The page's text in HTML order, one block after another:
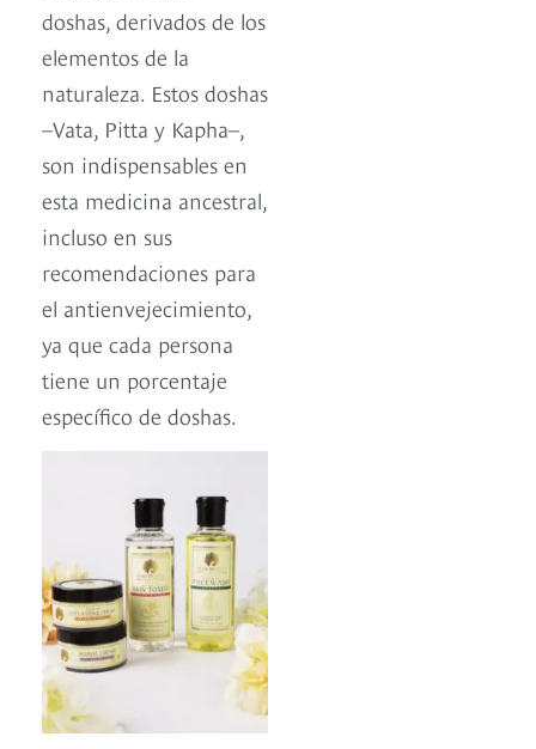
doshas, derivados de los
elementos de la
naturaleza. Estos doshas
–Vata, Pitta y Kapha–,
son indispensables en
esta medicina ancestral,
incluso en sus
recomendaciones para
el antienvejecimiento,
ya que cada persona
tiene un porcentaje
específico de doshas.